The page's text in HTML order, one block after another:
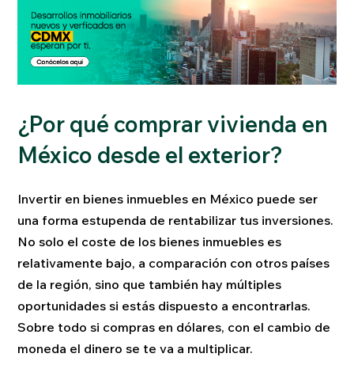
¿Por qué comprar vivienda en
México desde el exterior?
Invertir en bienes inmuebles en México puede ser
una forma estupenda de rentabilizar tus inversiones.
No solo el coste de los bienes inmuebles es
relativamente bajo, a comparación con otros países
de la región, sino que también hay múltiples
oportunidades si estás dispuesto a encontrarlas.
Sobre todo si compras en dólares, con el cambio de
moneda el dinero se te va a multiplicar.